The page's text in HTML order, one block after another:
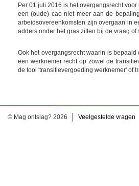
Per 01 juli 2016 is het overgangsrecht
een (oude) cao niet meer aan de
arbeidsovereenkomsten zijn overgaan in
adders onder het gras zitten bij de vraag
Ook het overgangsrecht waarin is
een werknemer recht op zowel de
de tool 'transitievergoeding werknemer' of
© Mag ontslag? 2026 Veelgestelde vragen